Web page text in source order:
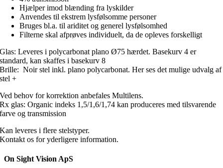
Hjælper imod blænding fra lyskilder
Anvendes til ekstrem lysfølsomme personer
Bruges bl.a. til ariditet og generel lysfølsomhed
Filterne skal afprøves individuelt, da de opleves forskelligt
Glas: Leveres i polycarbonat plano Ø75 hærdet. Basekurv 4 er
standard, kan skaffes i basekurv 8
Brille: Noir stel inkl. plano polycarbonat. Her ses det mulige udvalg af
stel +
Ved behov for korrektion anbefales Multilens.
Rx glas: Organic indeks 1,5/1,6/1,74 kan produceres med tilsvarende
farve og transmission
Kan leveres i flere stelstyper.
Kontakt os for yderligere information.
On Sight Vision ApS